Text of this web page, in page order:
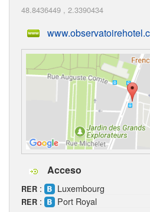
48.8436449 , 2.3390434
Acceso
RER : Luxembourg
RER : Port Royal